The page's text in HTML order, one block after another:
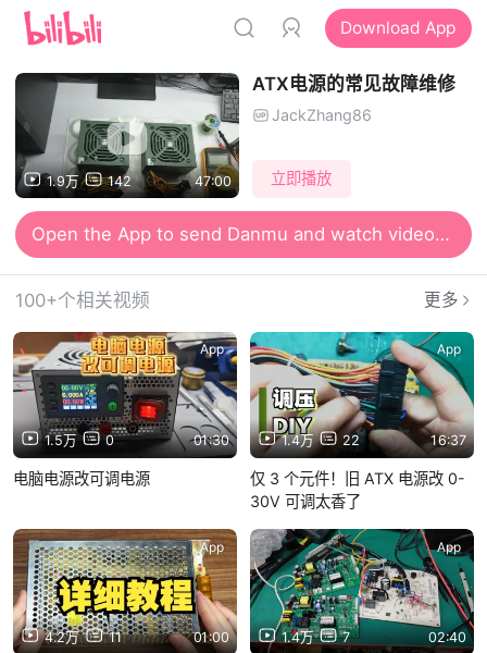
Download App
1.9万 142 47:00
ATX电源的常见故障维修
JackZhang86
立即播放
Open the App to send Danmu and watch videos together
100+个相关视频 更多
1.5万 0 01:30
App
电脑电源改可调电源
1.4万 22 16:37
App
仅 3 个元件！旧 ATX 电源改 0-
30V 可调太香了
4.2万 11 01:00
App
1.4万 7 02:40
App